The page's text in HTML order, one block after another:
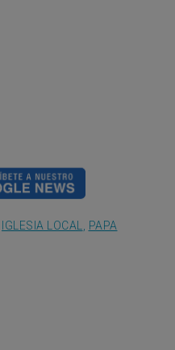
IGLESIA LOCAL
PAPA